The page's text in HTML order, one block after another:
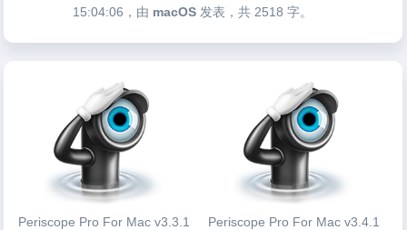
15:04:06 ，由 macOS 发表，共 2518 字。
Periscope Pro For Mac v3.3.1
Periscope Pro For Mac v3.4.1